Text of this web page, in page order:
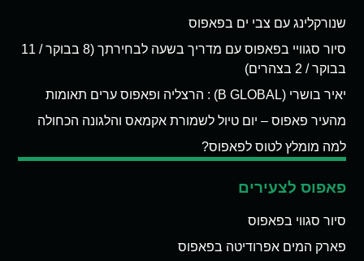
שנורקלינג עם צבי ים בפאפוס
סיור סגוויי בפאפוס עם מדריך בשעה לבחירתך (8 בבוקר / 11
בבוקר / 2 בצהרים)
יאיר בושרי (B GLOBAL) : הרצליה ופאפוס ערים תאומות
מהעיר פאפוס – יום טיול לשמורת אקמאס והלגונה הכחולה
למה מומלץ לטוס לפאפוס?
פאפוס לצעירים
סיור סגווי בפאפוס
פארק המים אפרודיטה בפאפוס